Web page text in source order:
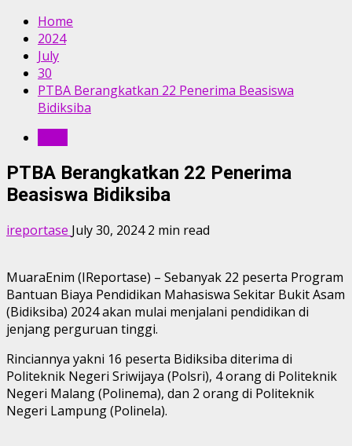
Home
2024
July
30
PTBA Berangkatkan 22 Penerima Beasiswa
Bidiksiba
PTBA Berangkatkan 22 Penerima
Beasiswa Bidiksiba
ireportase July 30, 20242 min read
MuaraEnim (IReportase) – Sebanyak 22 peserta Program
Bantuan Biaya Pendidikan Mahasiswa Sekitar Bukit Asam
(Bidiksiba) 2024 akan mulai menjalani pendidikan di
jenjang perguruan tinggi.
Rinciannya yakni 16 peserta Bidiksiba diterima di
Politeknik Negeri Sriwijaya (Polsri), 4 orang di Politeknik
Negeri Malang (Polinema), dan 2 orang di Politeknik
Negeri Lampung (Polinela).